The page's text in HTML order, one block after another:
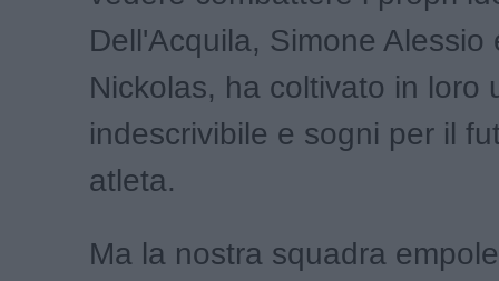
Dell'Acquila, Simone Alessio
Nickolas, ha coltivato in loro
indescrivibile e sogni per il
atleta.
Ma la nostra squadra